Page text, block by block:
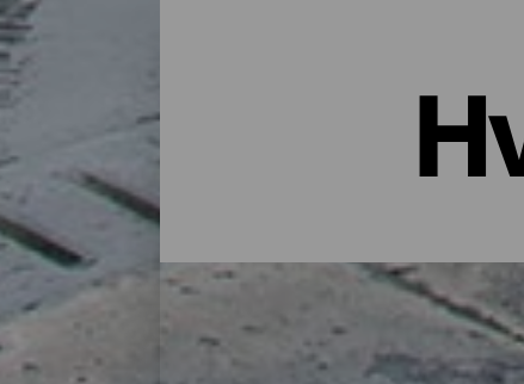
Overnatting i La Palma: